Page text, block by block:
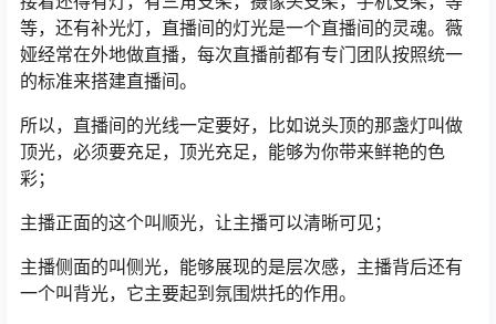
等，还有补光灯，直播间的灯光是一个直播间的灵魂。薇
娅经常在外地做直播，每次直播前都有专门团队按照统一
的标准来搭建直播间。
所以，直播间的光线一定要好，比如说头顶的那盏灯叫做
顶光，必须要充足，顶光充足，能够为你带来鲜艳的色
彩；
主播正面的这个叫顺光，让主播可以清晰可见；
主播侧面的叫侧光，能够展现的是层次感，主播背后还有
一个叫背光，它主要起到氛围烘托的作用。